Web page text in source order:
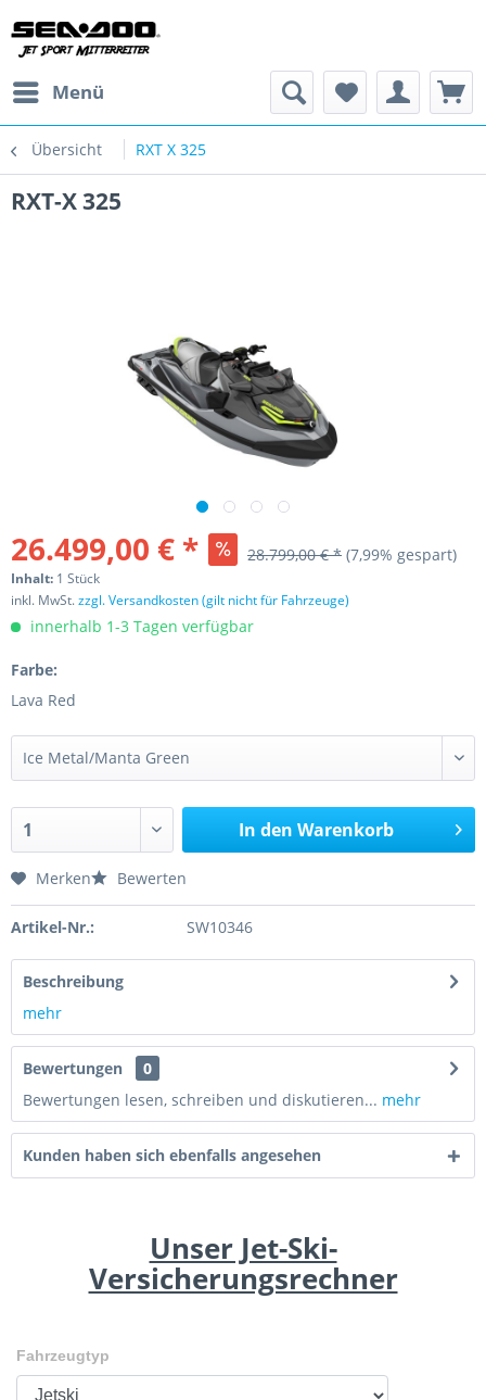
Menü
Übersicht RXT X 325
RXT-X 325
26.499,00 € * 28.799,00 € * (7,99% gespart)
Inhalt: 1 Stück
inkl. MwSt.zzgl. Versandkosten (gilt nicht für Fahrzeuge)
innerhalb 1-3 Tagen verfügbar
Farbe:
Lava Red
In den Warenkorb
Merken Bewerten
Artikel-Nr.: SW10346
Beschreibung
mehr
Bewertungen
0
Bewertungen lesen, schreiben und diskutieren... mehr
Kunden haben sich ebenfalls angesehen
Unser Jet-Ski-
Versicherungsrechner
Fahrzeugtyp